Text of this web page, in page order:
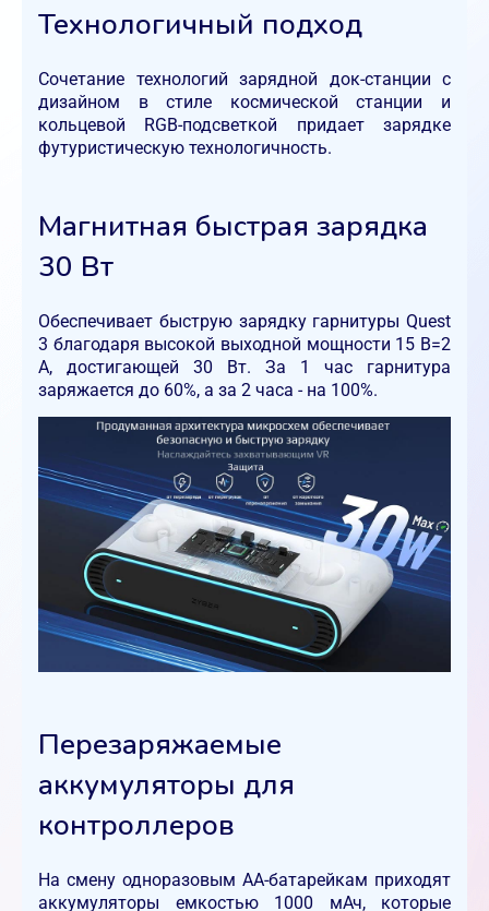
Технологичный подход
Сочетание технологий зарядной док-станции с
дизайном в стиле космической станции и
кольцевой RGB-подсветкой придает зарядке
футуристическую технологичность.
Магнитная быстрая зарядка
30 Вт
Обеспечивает быструю зарядку гарнитуры Quest
3 благодаря высокой выходной мощности 15 В=2
А, достигающей 30 Вт. За 1 час гарнитура
заряжается до 60%, а за 2 часа - на 100%.
Перезаряжаемые
аккумуляторы для
контроллеров
На смену одноразовым AA-батарейкам приходят
аккумуляторы емкостью 1000 мАч, которые